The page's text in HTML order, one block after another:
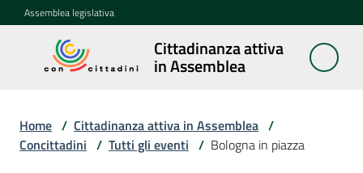
Vai al contenuto
Vai alla navigazione
Vai al footer
Assemblea legislativa
Cittadinanza attiva
in Assemblea
Cittadinanza
attiva in
Home / Cittadinanza attiva in Assemblea /
Concittadini / Tutti gli eventi / Bologna in piazza